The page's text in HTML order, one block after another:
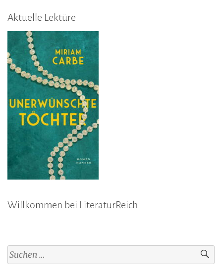
Aktuelle Lektüre
Willkommen bei LiteraturReich
Suchen
nach: